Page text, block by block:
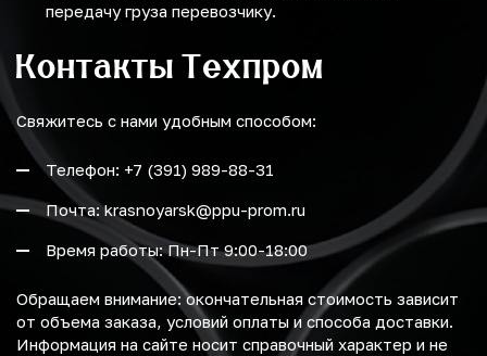
передачу груза перевозчику.
Контакты Техпром
Свяжитесь с нами удобным способом:
Телефон: +7 (391) 989-88-31
Почта: krasnoyarsk@ppu-prom.ru
Время работы: Пн-Пт 9:00-18:00
Обращаем внимание: окончательная стоимость зависит
от объема заказа, условий оплаты и способа доставки.
Информация на сайте носит справочный характер и не